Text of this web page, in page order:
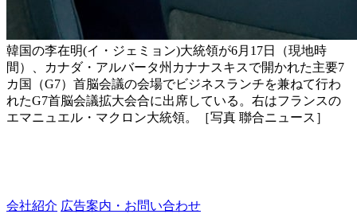
韓国の李在明(イ・ジェミョン)大統領が6月17日（現地時
間）、カナダ・アルバータ州カナナスキスで開かれた主要7
カ国（G7）首脳会議の会場でビジネスランチを兼ねて行わ
れたG7首脳会議拡大会合に出席している。右はフランスの
エマニュエル・マクロン大統領。［写真 聯合ニュース］
会社紹介 広告案内・お問い合わせ